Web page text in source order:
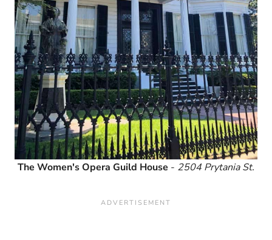
The Women's Opera Guild House - 2504 Prytania St.